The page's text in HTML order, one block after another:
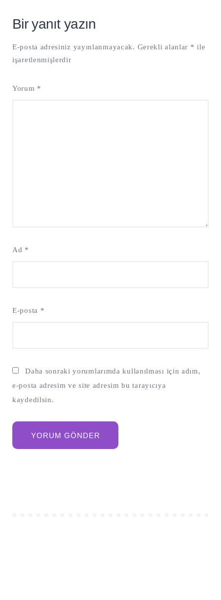
Bir yanıt yazın
E-posta adresiniz yayınlanmayacak. Gerekli alanlar * ile
işaretlenmişlerdir
Yorum *
Ad *
E-posta *
Daha sonraki yorumlarımda kullanılması için adım,
e-posta adresim ve site adresim bu tarayıcıya
kaydedilsin.